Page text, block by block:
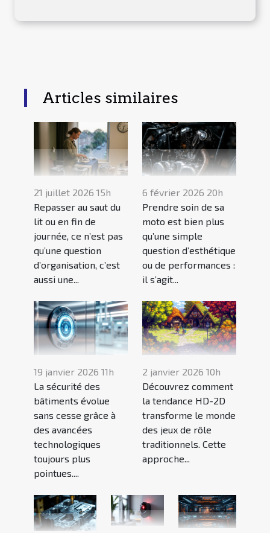
Articles similaires
21 juillet 2026 15h
Repasser au saut du
lit ou en fin de
journée, ce n’est pas
qu’une question
d’organisation, c’est
aussi une...
6 février 2026 20h
Prendre soin de sa
moto est bien plus
qu’une simple
question d’esthétique
ou de performances :
il s’agit...
19 janvier 2026 11h
La sécurité des
bâtiments évolue
sans cesse grâce à
des avancées
technologiques
toujours plus
pointues....
2 janvier 2026 10h
Découvrez comment
la tendance HD-2D
transforme le monde
des jeux de rôle
traditionnels. Cette
approche...